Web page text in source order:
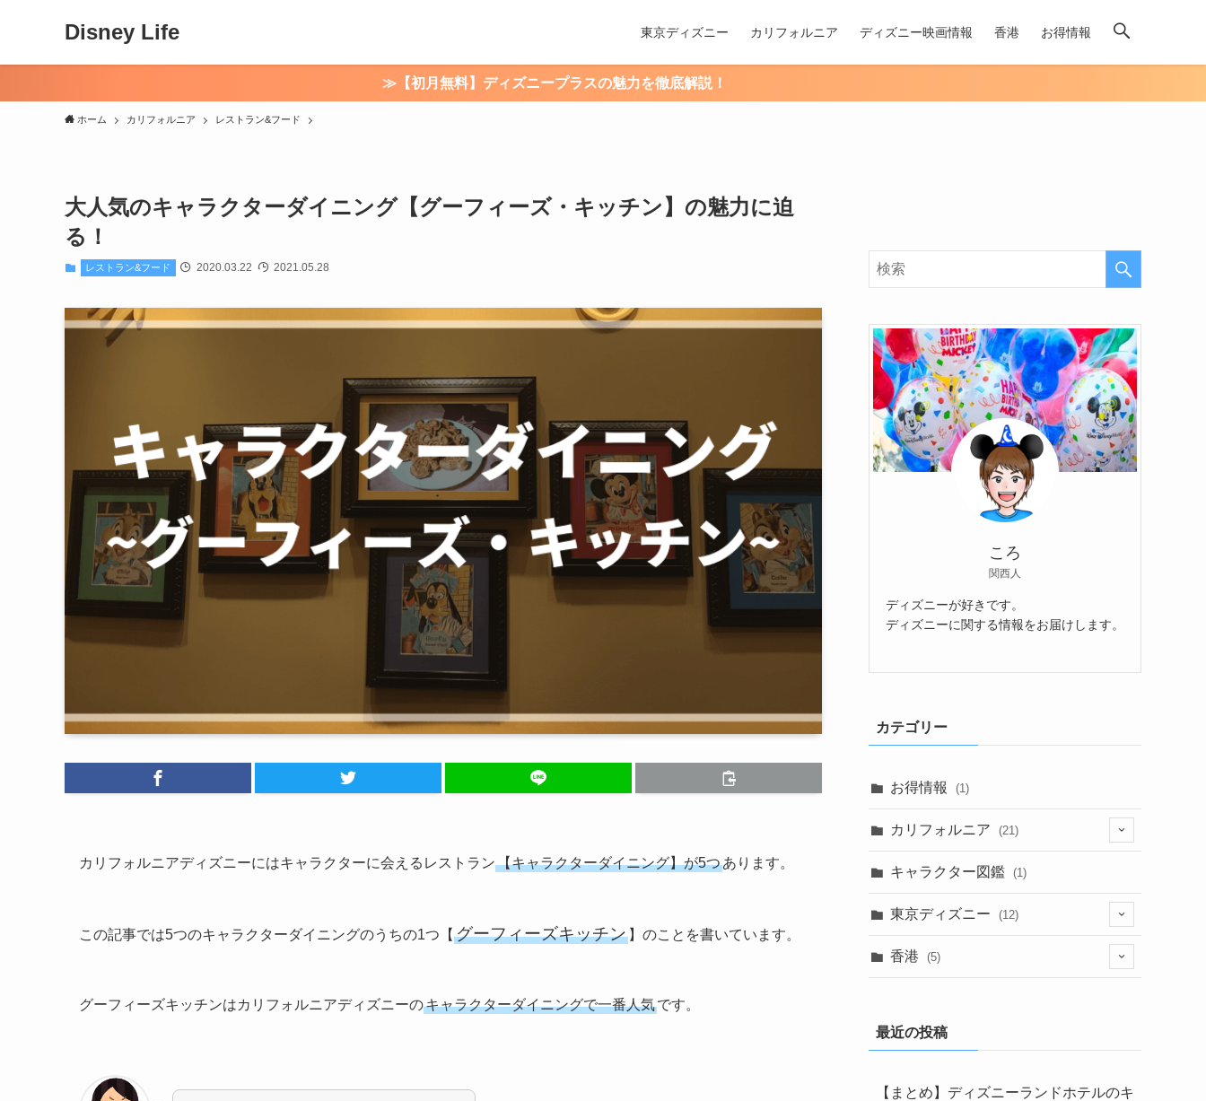
Disney Life 東京ディズニー カリフォルニア ディズニー映画情報 香港 お得情報
≫【初月無料】ディズニープラスの魅力を徹底解説！
ホーム カリフォルニア レストラン&フード
大人気のキャラクターダイニング【グーフィーズ・キッチン】の魅力に迫
る！
レストラン&フード 2020.03.22 2021.05.28
カリフォルニアディズニーにはキャラクターに会えるレストラン【キャラクターダイニング】が5つあります。
この記事では5つのキャラクターダイニングのうちの1つ【 グーフィーズキッチン 】のことを書いています。
グーフィーズキッチンはカリフォルニアディズニーのキャラクターダイニングで一番人気です。
ころ
関西人
ディズニーが好きです。
ディズニーに関する情報をお届けします。
カテゴリー
お得情報 (1)
カリフォルニア (21)
(5)
(1)
キャラクター図鑑 (1)
東京ディズニー (12)
(1)
香港 (5)
最近の投稿
【まとめ】ディズニーランドホテルのキ